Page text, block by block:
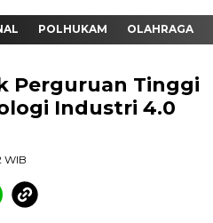
POLHUKAM OLAHRAGA
Perguruan Tinggi
Industri 4.0
WIB